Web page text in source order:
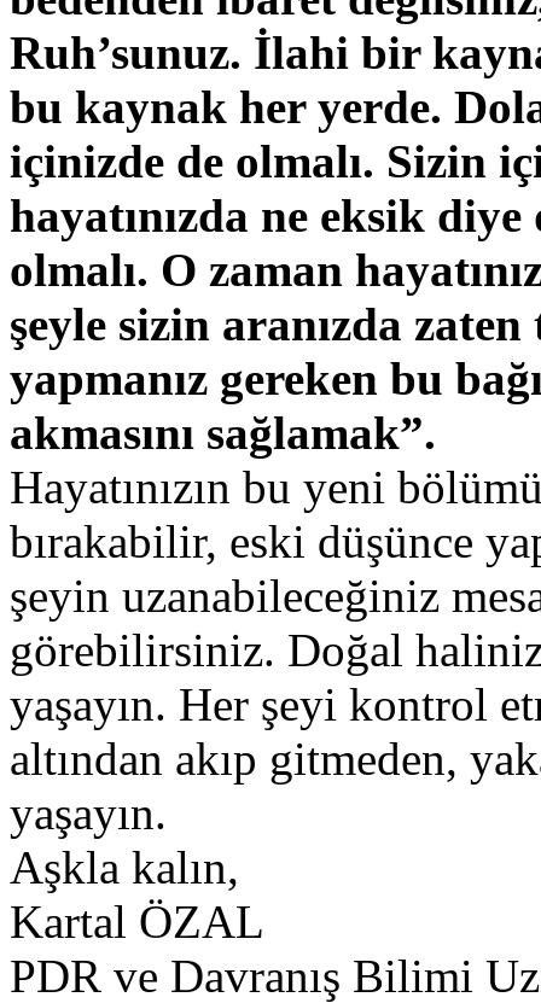
Ruh’sunuz. İlahi bir
bu kaynak her yerde.
içinizde de olmalı. Sizin
hayatınızda ne eksik
olmalı. O zaman
şeyle sizin aranızda
yapmanız gereken bu
akmasını sağlamak”.
Hayatınızın bu yeni
bırakabilir, eski düşünce
şeyin uzanabileceğiniz
görebilirsiniz. Doğal
yaşayın. Her şeyi kontrol
altından akıp gitmeden,
yaşayın.
Aşkla kalın,
Kartal ÖZAL
PDR ve Davranış Bilimi